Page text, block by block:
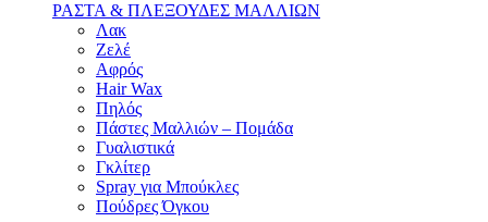
ΡΑΣΤΑ & ΠΛΕΞΟΥΔΕΣ ΜΑΛΛΙΩΝ
Λακ
Ζελέ
Αφρός
Hair Wax
Πηλός
Πάστες Μαλλιών – Πομάδα
Γυαλιστικά
Γκλίτερ
Spray για Μπούκλες
Πούδρες Όγκου